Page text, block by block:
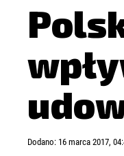
KONTAKT
Zapamiętaj mnie
SPOŁECZEŃSTWO
MEDIA
ZDROWIE I URODA
KULTURA
Dodano: 16 marca 2017,